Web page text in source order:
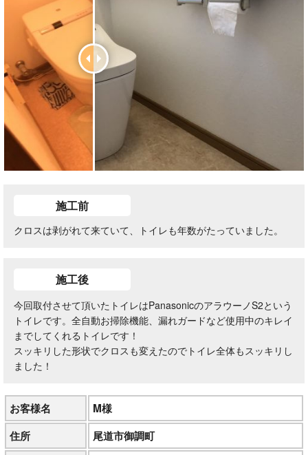
施工前
クロスは剥がれて来ていて、トイレも年数がたっていました。
施工後
今回取付させて頂いたトイレはPanasonicのアラウーノS2という
トイレです。全自動お掃除機能、漏れガードなど使用中のキレイ
までしてくれるトイレです！
スッキリした形状でクロスも変えたのでトイレ全体もスッキリし
ました！
お客様名
M様
住所
尾道市御調町